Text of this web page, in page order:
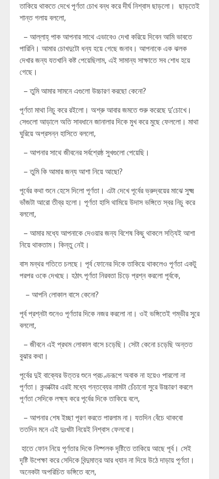
তাকিয়ে থাকতে দেখে পূর্ণতা চোখ বন্ধ করে দীর্ঘ নিশ্বাস ছাড়লো। ছাড়তেই
শান্ত গলায় বললো,
– আল্লাহ্ পাক আপনার সাথে এভাবেও দেখা করিয়ে দিবেন আমি ভাবতে
পারিনি। আমার চোখদুটো ধন্য হয়ে গেছে জনাব। আপনাকে এক ঝলক
দেখার জন্য যতখানি কষ্ট পেয়েছিলাম, এই সামান্য সাক্ষাতে সব শোধ হয়ে
গেছে।
– তুমি আমার সামনে এগুলো উচ্চারণ করছো কেনো?
পূর্ণতা মাথা নিচু করে রইলো। অশ্রু আবার জমতে শুরু করেছে দু’চোখে।
সেগুলো আড়ালে অতি সাবধানে জানালার দিকে মুখ করে মুছে ফেললো। মাথা
ঘুরিয়ে অপ্রসন্ন হাসিতে বললো,
– আপনার সাথে জীবনের সর্বশ্রেষ্ঠ সুখগুলো পেয়েছি।
– তুমি কি আমার জন্য আশা নিয়ে আছো?
পূর্বের কথা শুনে হেসে দিলো পূর্ণতা। এটা দেখে পূর্বের ভ্রুদ্বয়ের মাঝে সুক্ষ্ম
ভাঁজটা আরো তীব্র হলো। পূর্ণতা হাসি থামিয়ে উদাস ভঙ্গিতে স্বর নিচু করে
বললো,
– আমার মধ্যে আপনাকে দেওয়ার জন্য বিশেষ কিছু থাকলে সত্যিই আশা
নিয়ে থাকতাম। কিন্তু নেই।
বাস মন্থর গতিতে চলছে। পূর্ব ফোনের দিকে তাকিয়ে থাকলেও পূর্ণতা একটু
পরপর ওকে দেখছে। হঠাৎ পূর্ণতা নিরবতা চিড়ে প্রশ্ন করলো পূর্বকে,
– আপনি লোকাল বাসে কেনো?
পূর্ব প্রশ্নটা শুনেও পূর্ণতার দিকে নজর করলো না। ওই ভঙ্গিতেই গম্ভীর সুরে
বললো,
– জীবনে এই প্রথম লোকাল বাসে চড়েছি। সেটা কেনো চড়েছি অন্তত
বুঝার কথা।
পূর্বের দুই বাক্যের উত্তর শুনে প্রচণ্ডরূপে অবাক না হয়েও পারলো না
পূর্ণতা। কন্ডাক্টার এরই মধ্যে গন্তব্যের নামটা চেঁচানো সুরে উচ্চারণ করলে
পূর্ণতা সেদিকে লক্ষ্য করে পূর্বের দিকে তাকিয়ে বলে,
– আপনার শেষ ইচ্ছা পূরণ করতে পারলাম না। যতদিন বেঁচে থাকবো
ততদিন মনে এই দুঃখটা নিয়েই নিশ্বাস ফেলবো।
হাতে ফোন নিয়ে পূর্ণতার দিকে নিষ্পলক দৃষ্টিতে তাকিয়ে আছে পূর্ব। সেই
দৃষ্টি উপেক্ষা করে সেদিকে বিন্দুমাত্র আর ধ্যান না দিয়ে উঠে দাড়ায় পূর্ণতা।
অনেকটা অপরিচিত ভঙ্গিতে বলে,